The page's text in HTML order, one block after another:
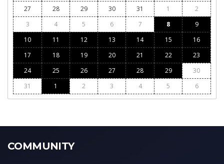
27
28 29 30 31 1
2
3
4 5 6 7 8
9
10
11 12 13 14 15
16
17
18 19 20 21 22
23
24
25 26 27 28 29
30
31
1 2 3 4 5 6
COMMUNITY